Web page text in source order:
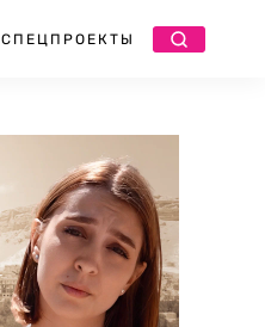
СПЕЦПРОЕКТЫ